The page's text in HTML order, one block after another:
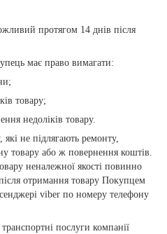
протягом 14 днів після
має право вимагати:
товару;
недоліків товару.
не підлягають ремонту,
товару або ж повернення коштів.
неналежної якості повинно
отримання товару Покупцем
viber по номеру телефону
послуги компанії